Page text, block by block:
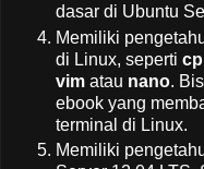
dasar di Ubuntu
Memiliki
di Linux, seperti cp
vim atau nano.
ebook yang
terminal di Linux.
Memiliki